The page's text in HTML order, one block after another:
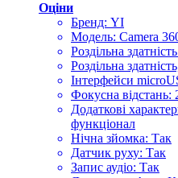
Оціни
Бренд: YI
Модель: Camera
Роздільна
Роздільна
Інтерфейси
Фокусна відстань:
Додаткові
функціонал
Нічна зйомка: Так
Датчик руху: Так
Запис аудіо: Так